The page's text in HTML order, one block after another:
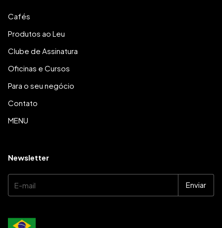
Cafés
Produtos ao Leu
Clube de Assinatura
Oficinas e Cursos
Para o seu negócio
Contato
MENU
Newsletter